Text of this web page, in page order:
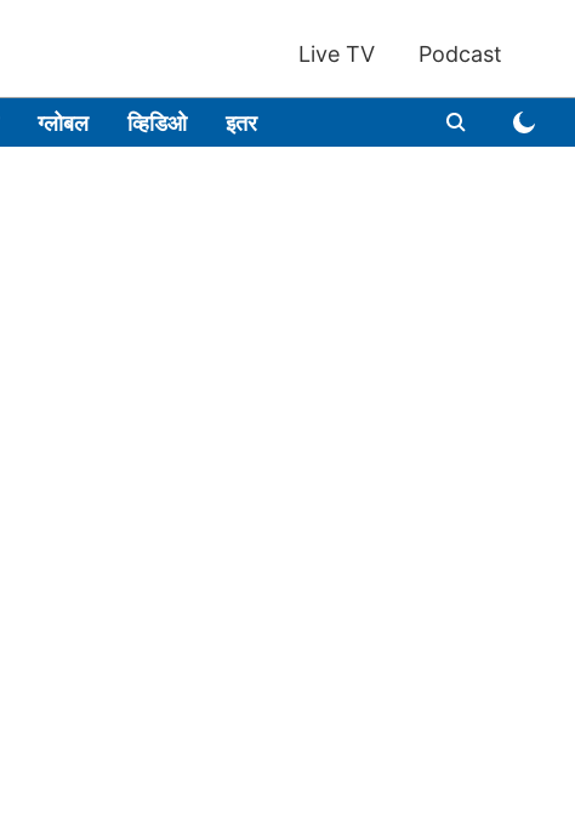
Live TV Podcast
ग्लोबल व्हिडिओ इतर